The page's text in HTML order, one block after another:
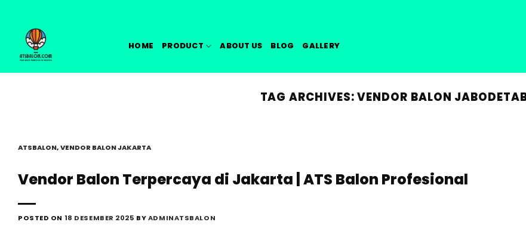
content
HOME PRODUCT ABOUT US BLOG GALLERY
TAG ARCHIVES:VENDOR BALON
ATSBALON,VENDOR BALON JAKARTA
Vendor Balon Terpercaya di Jakarta | ATS Balon Profesional
POSTED ON 18 DESEMBER 2025 BYADMINATSBALON